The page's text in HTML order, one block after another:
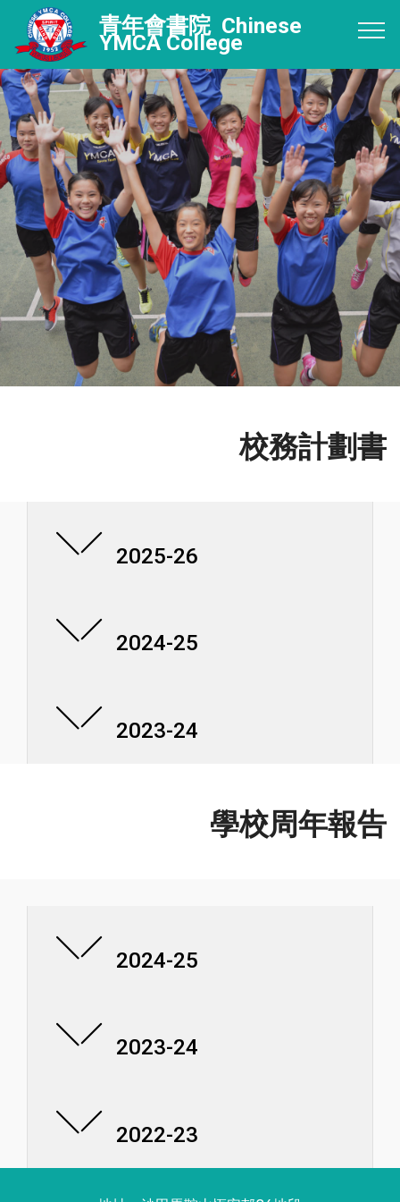
青年會書院 Chinese
YMCA College
校務計劃書
2025-26
2024-25
2023-24
學校周年報告
2024-25
2023-24
2022-23